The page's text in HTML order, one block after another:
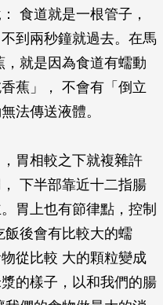
食道就是一根管子，
到兩秒鐘就過去。在馬
就是因為食道有蠕動
蕉」， 不會有「倒立
法傳送液體。
胃相較之下就複雜許
下半部靠近十二指腸
胃上也有節律點，控制
飯後會有比較大的蠕
從比較 大的顆粒變成
的樣子，以和我們的腸